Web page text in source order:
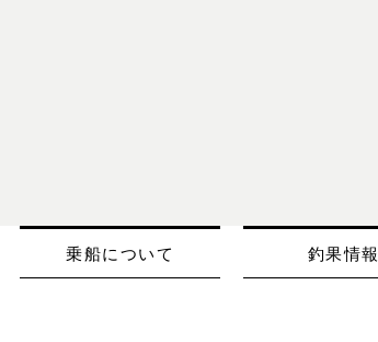
乗船について 釣果情報